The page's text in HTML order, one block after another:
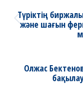
navigation
Түріктің
және шағын
Олжас